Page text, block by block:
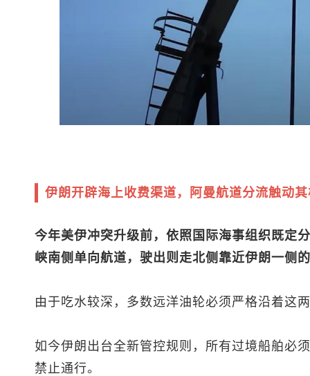
伊朗开辟海上收费渠道，阿曼航道分流触动
今年美伊冲突升级前，依照国际海事组织既定
峡南侧单向航道，驶出则走北侧靠近伊朗一侧
由于吃水较深，多数远洋油轮必须严格沿着这
如今伊朗出台全新管控规则，所有过境船舶必
禁止通行。